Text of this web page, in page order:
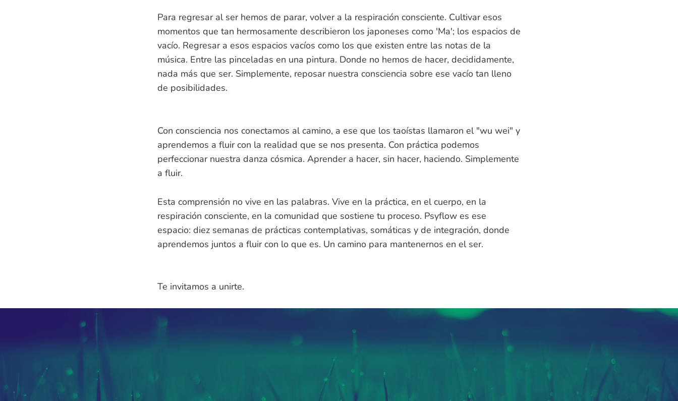
Para regresar al ser hemos de parar, volver a la respiración consciente. Cultivar esos
momentos que tan hermosamente describieron los japoneses como 'Ma'; los espacios de
vacío. Regresar a esos espacios vacíos como los que existen entre las notas de la
música. Entre las pinceladas en una pintura. Donde no hemos de hacer, decididamente,
nada más que ser. Simplemente, reposar nuestra consciencia sobre ese vacío tan lleno
de posibilidades.
Con consciencia nos conectamos al camino, a ese que los taoístas llamaron el "wu wei" y
aprendemos a fluir con la realidad que se nos presenta. Con práctica podemos
perfeccionar nuestra danza cósmica. Aprender a hacer, sin hacer, haciendo. Simplemente
a fluir.
Esta comprensión no vive en las palabras. Vive en la práctica, en el cuerpo, en la
respiración consciente, en la comunidad que sostiene tu proceso. Psyflow es ese
espacio: diez semanas de prácticas contemplativas, somáticas y de integración, donde
aprendemos juntos a fluir con lo que es. Un camino para mantenernos en el ser.
Te invitamos a unirte.